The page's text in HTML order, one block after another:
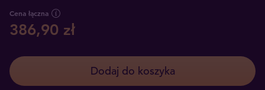
Cena łączna
386,90 zł
Dodaj do koszyka